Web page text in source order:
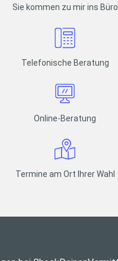
Sie kommen zu mir ins Büro
Telefonische Beratung
Online-Beratung
Termine am Ort Ihrer Wahl